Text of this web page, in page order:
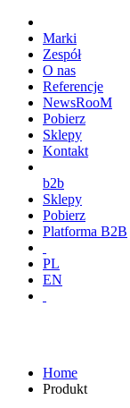
Marki
Zespół
O nas
Referencje
NewsRooM
Pobierz
Sklepy
Kontakt
b2b
Sklepy
Pobierz
Platforma B2B
PL
EN
Home
Produkt